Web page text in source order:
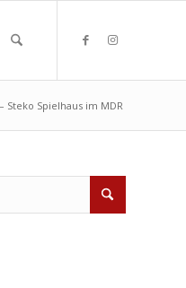
Steko Spielhaus im MDR